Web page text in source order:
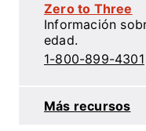
Zero to Three
Información
edad.
1-800-899-4301
Más recursos